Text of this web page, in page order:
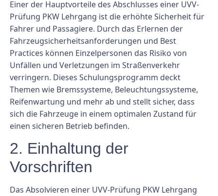
Einer der Hauptvorteile des Abschlusses einer UVV-
Prüfung PKW Lehrgang ist die erhöhte Sicherheit für
Fahrer und Passagiere. Durch das Erlernen der
Fahrzeugsicherheitsanforderungen und Best
Practices können Einzelpersonen das Risiko von
Unfällen und Verletzungen im Straßenverkehr
verringern. Dieses Schulungsprogramm deckt
Themen wie Bremssysteme, Beleuchtungssysteme,
Reifenwartung und mehr ab und stellt sicher, dass
sich die Fahrzeuge in einem optimalen Zustand für
einen sicheren Betrieb befinden.
2. Einhaltung der
Vorschriften
Das Absolvieren einer UVV-Prüfung PKW Lehrgang